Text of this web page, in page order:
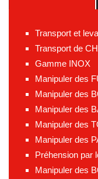
Transport et
Transport de
Gamme INOX
Manipuler des
Manipuler des
Manipuler des
Manipuler des
Manipuler des
Préhension par
Manipuler des